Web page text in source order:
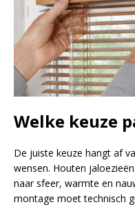
Welke keuze
De juiste keuze hangt af
wensen. Houten
naar sfeer, warmte en
montage moet technisch